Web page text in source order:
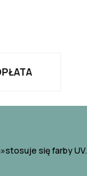
się farby UV.